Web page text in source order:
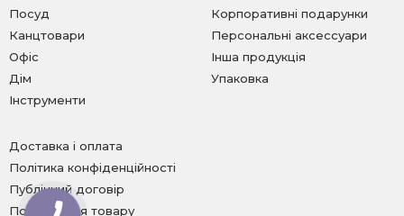
Посуд
Канцтовари
Офіс
Дім
Інструменти
Корпоративні подарунки
Персональні аксессуари
Інша продукція
Упаковка
Доставка і оплата
Політика конфіденційності
Публічний договір
Повернення товару